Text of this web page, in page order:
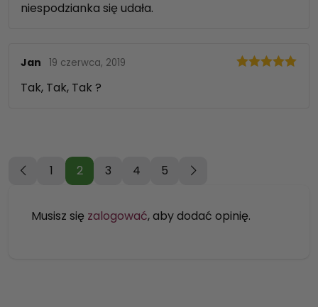
niespodzianka się udała.
Jan 19 czerwca, 2019
Tak, Tak, Tak ?
1 2 3 4 5
Musisz się zalogować, aby dodać opinię.